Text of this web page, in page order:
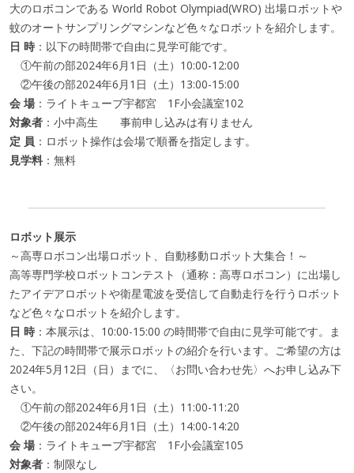
大のロボコンである World Robot Olympiad(WRO) 出場ロボットや
蚊のオートサンプリングマシンなど色々なロボットを紹介します。
日 時 ：以下の時間帯で自由に見学可能です。
①午前の部2024年6月1日（土）10:00-12:00
②午後の部2024年6月1日（土）13:00-15:00
会 場 ：ライトキューブ宇都宮 1F小会議室102
対象者 ：小中高生 事前申し込みは有りません
定 員 ：ロボット操作は会場で順番を指定します。
見学料 ：無料
ロボット展示
～高専ロボコン出場ロボット、自動移動ロボット大集合！～
高等専門学校ロボットコンテスト（通称：高専ロボコン）に出場し
たアイデアロボットや衛星電波を受信して自動走行を行うロボット
など色々なロボットを紹介します。
日 時 ：本展示は、10:00-15:00 の時間帯で自由に見学可能です。ま
た、下記の時間帯で展示ロボットの紹介を行います。ご希望の方は
2024年5月12日（日）までに、〈お問い合わせ先〉へお申し込み下
さい。
①午前の部2024年6月1日（土）11:00-11:20
②午後の部2024年6月1日（土）14:00-14:20
会 場 ：ライトキューブ宇都宮 1F小会議室105
対象者 ：制限なし